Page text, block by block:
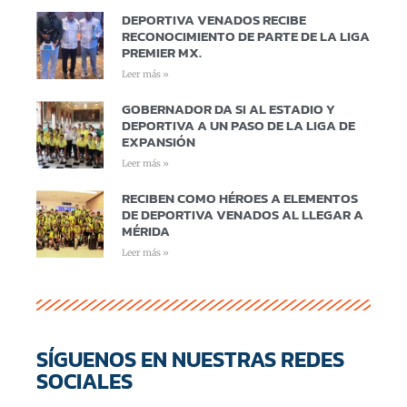
DEPORTIVA VENADOS RECIBE
RECONOCIMIENTO DE PARTE DE LA LIGA
PREMIER MX.
Leer más »
GOBERNADOR DA SI AL ESTADIO Y
DEPORTIVA A UN PASO DE LA LIGA DE
EXPANSIÓN
Leer más »
RECIBEN COMO HÉROES A ELEMENTOS
DE DEPORTIVA VENADOS AL LLEGAR A
MÉRIDA
Leer más »
SÍGUENOS EN NUESTRAS REDES
SOCIALES